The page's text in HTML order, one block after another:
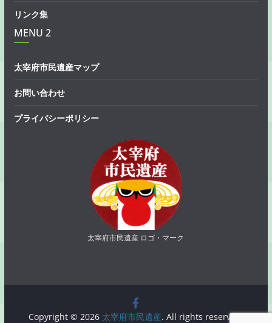
リンク集
MENU 2
太宰府市民遺産マップ
お問い合わせ
プライバシーポリシー
太宰府市民遺産 ロゴ・マーク
Copyright © 2026 太宰府市民遺産. All rights reserved.